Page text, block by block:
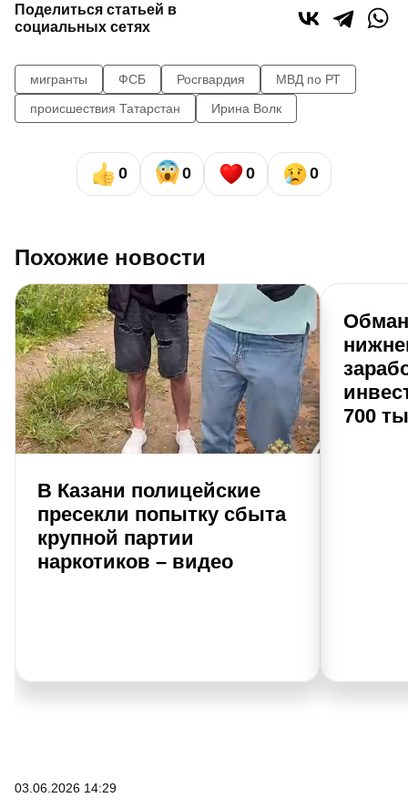
Поделиться статьей в
социальных сетях
мигранты ФСБ Росгвардия
МВД по РТ
происшествия Татарстан
Ирина Волк
0 0 0 0
Похожие новости
В Казани полицейские
пресекли попытку сбыта
крупной партии
наркотиков – видео
700
03.06.2026 14:29